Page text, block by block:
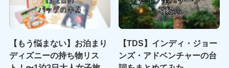
【もう悩まない】お泊まり
ディズニーの持ち物リス
【TDS】インディ・ジョー
ンズ・アドベンチャーの台